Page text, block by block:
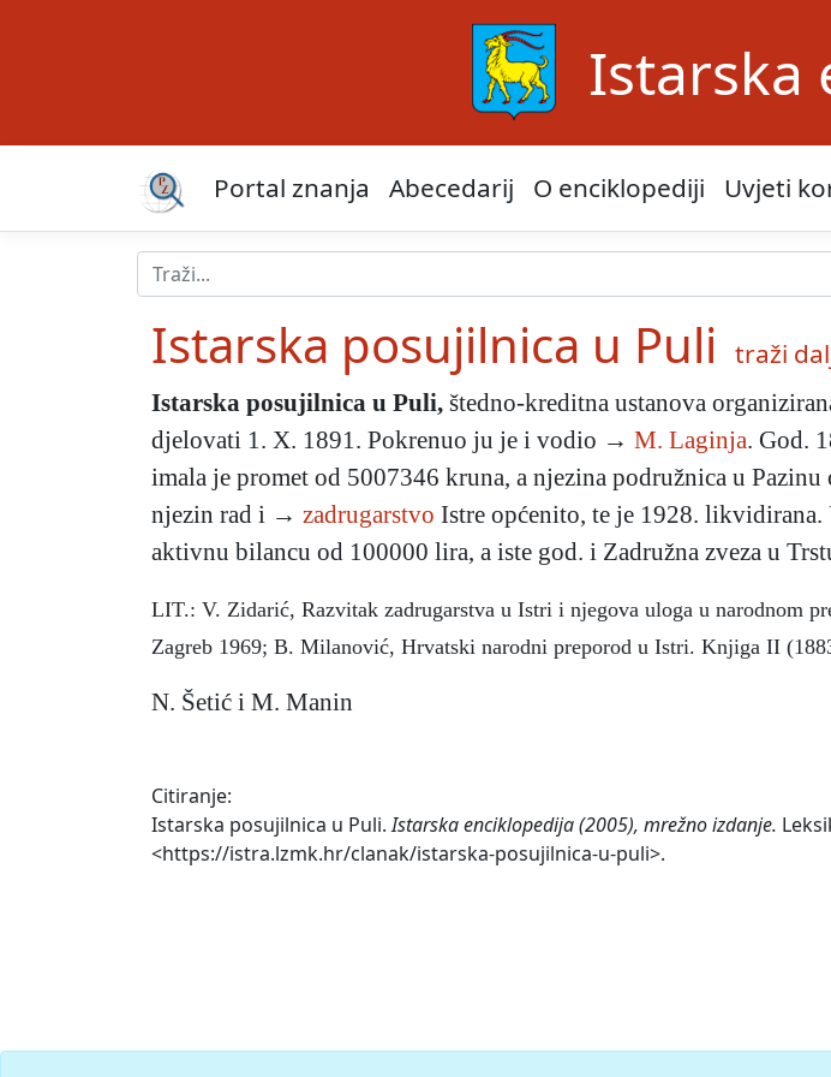
Istarska
Portal znanja Abecedarij O enciklopediji Uvjeti
Istarska posujilnica u Puli traži
Istarska posujilnica u Puli, štedno-kreditna ustanova
djelovati 1. X. 1891. Pokrenuo ju je i vodio → M. Laginja. God.
imala je promet od 5007346 kruna, a njezina podružnica u
njezin rad i → zadrugarstvo Istre općenito, te je 1928.
aktivnu bilancu od 100000 lira, a iste god. i Zadružna zveza u
LIT.: V. Zidarić, Razvitak zadrugarstva u Istri i njegova uloga u narodnom
Zagreb 1969; B. Milanović, Hrvatski narodni preporod u Istri. Knjiga II
N. Šetić i M. Manin
Citiranje:
Istarska posujilnica u Puli.Istarska enciklopedija (2005), mrežno izdanje.
<https://istra.lzmk.hr/clanak/istarska-posujilnica-u-puli>.